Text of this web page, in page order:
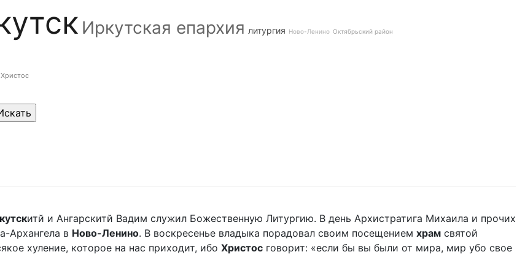
Иркутская епархия литургия Ново-Ленино Октябрьский район
Христос
итй и Ангарскитй Вадим служил Божественную Литургию. В день Архистратига Михаила и прочих
Архангела в Ново-Ленино. В воскресенье владыка порадовал своим посещением храм святой
хуление, которое на нас приходит, ибо Христос говорит: «если бы вы были от мира, мир убо свое